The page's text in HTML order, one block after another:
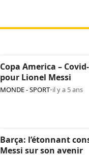
Copa America –
pour Lionel Messi
MONDE - SPORT•il y a 5 ans
Barça: l’étonnant
Messi sur son avenir